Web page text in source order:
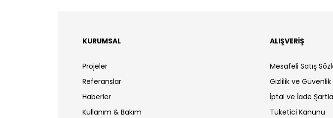
KURUMSAL
Projeler
Referanslar
Haberler
Kullanım & Bakım
ALIŞVERİŞ
Mesafeli Satış
Gizlilik ve Güvenlik
İptal ve İade
Tüketici Kanunu